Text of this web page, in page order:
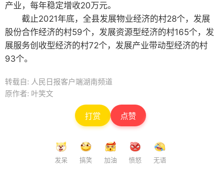
产业，每年稳定增收20万元。
截止2021年底，全县发展物业经济的村28个，发展
股份合作经济的村59个，发展资源型经济的村165个，发
展服务创收型经济的村72个，发展产业带动型经济的村
93个。
转载自: 人民日报客户端湖南频道
原作者: 叶笑文
打赏 点赞
发呆 搞笑 加油 愤怒 无语